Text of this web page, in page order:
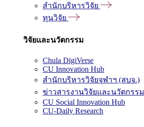
สำนักบริหารวิจัย
ทุนวิจัย
วิจัยและนวัตกรรม
Chula DigiVerse
CU Innovation Hub
สำนักบริหารวิจัยจุฬาฯ (สบจ.)
ข่าวสารงานวิจัยและนวัตกรรม
CU Social Innovation Hub
CU-Daily Research